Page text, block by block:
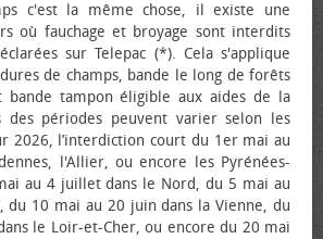
c'est la même chose, il existe une
où fauchage et broyage sont interdits
sur Telepac (*). Cela s'applique
de champs, bande le long de forêts
bande tampon éligible aux aides de la
des périodes peuvent varier selon les
2026, l’interdiction court du 1er mai au
l'Allier, ou encore les Pyrénées-
au 4 juillet dans le Nord, du 5 mai au
du 10 mai au 20 juin dans la Vienne, du
le Loir-et-Cher, ou encore du 20 mai